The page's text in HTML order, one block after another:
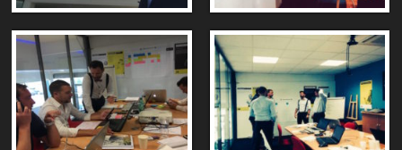
Formation BMW Formation BMW